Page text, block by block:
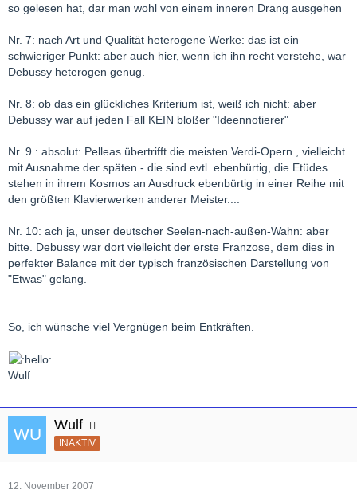
so gelesen hat, dar man wohl von einem inneren Drang ausgehen
Nr. 7: nach Art und Qualität heterogene Werke: das ist ein
schwieriger Punkt: aber auch hier, wenn ich ihn recht verstehe, war
Debussy heterogen genug.
Nr. 8: ob das ein glückliches Kriterium ist, weiß ich nicht: aber
Debussy war auf jeden Fall KEIN bloßer "Ideennotierer"
Nr. 9 : absolut: Pelleas übertrifft die meisten Verdi-Opern , vielleicht
mit Ausnahme der späten - die sind evtl. ebenbürtig, die Etüdes
stehen in ihrem Kosmos an Ausdruck ebenbürtig in einer Reihe mit
den größten Klavierwerken anderer Meister....
Nr. 10: ach ja, unser deutscher Seelen-nach-außen-Wahn: aber
bitte. Debussy war dort vielleicht der erste Franzose, dem dies in
perfekter Balance mit der typisch französischen Darstellung von
"Etwas" gelang.
So, ich wünsche viel Vergnügen beim Entkräften.
Wulf
Wulf
INAKTIV
12. November 2007